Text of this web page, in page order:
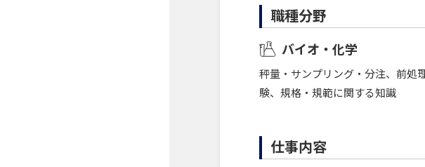
職種分野
バイオ・化学
秤量・サンプリング・分注、前処
験、規格・規範に関する知識
仕事内容